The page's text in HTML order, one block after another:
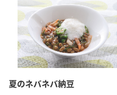
夏のネバネバ納豆